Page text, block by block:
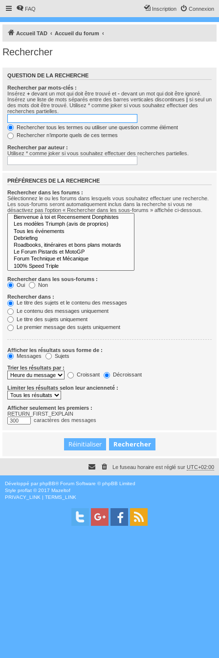
FAQ Connexion
Inscription
Accueil TAD Accueil du forum
Rechercher
QUESTION DE LA RECHERCHE
Rechercher par mots-clés :
Insérez + devant un mot qui doit être trouvé et - devant un mot qui doit être ignoré.
Insérez une liste de mots séparés entre des barres verticales discontinues | si seul un
des mots doit être trouvé. Utilisez * comme joker si vous souhaitez effectuer des
recherches partielles.
Rechercher tous les termes ou utiliser une question comme élément
Rechercher n’importe quels de ces termes
Rechercher par auteur :
Utilisez * comme joker si vous souhaitez effectuer des recherches partielles.
PRÉFÉRENCES DE LA RECHERCHE
Rechercher dans les forums :
Sélectionnez le ou les forums dans lesquels vous souhaitez effectuer une recherche.
Les sous-forums seront automatiquement inclus dans la recherche si vous ne
désactivez pas l’option « Rechercher dans les sous-forums » affichée ci-dessous.
Rechercher dans les sous-forums :
Oui
Non
Rechercher dans :
Le titre des sujets et le contenu des messages
Le contenu des messages uniquement
Le titre des sujets uniquement
Le premier message des sujets uniquement
Afficher les résultats sous forme de :
Messages
Sujets
Trier les résultats par :
Croissant
Décroissant
Limiter les résultats selon leur ancienneté :
Afficher seulement les premiers :
RETURN_FIRST_EXPLAIN
caractères des messages
Le fuseau horaire est réglé sur UTC+02:00
Développé par phpBB® Forum Software © phpBB Limited
Style proflat © 2017 Mazeltof
PRIVACY_LINK
TERMS_LINK